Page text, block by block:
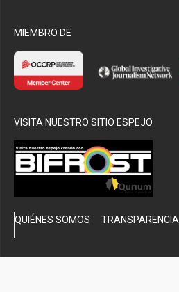
MIEMBRO DE
VISITA NUESTRO SITIO ESPEJO
QUIÉNES SOMOS TRANSPARENCIA